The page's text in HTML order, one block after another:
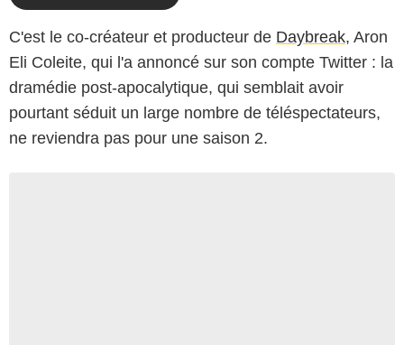
C'est le co-créateur et producteur de Daybreak, Aron
Eli Coleite, qui l'a annoncé sur son compte Twitter : la
dramédie post-apocalytique, qui semblait avoir
pourtant séduit un large nombre de téléspectateurs,
ne reviendra pas pour une saison 2.